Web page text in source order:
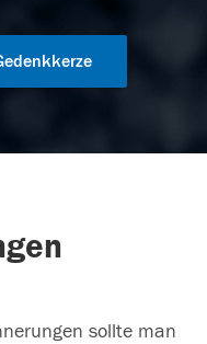
sollte man